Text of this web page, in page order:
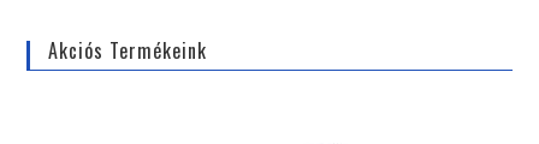
Akciós Termékeink